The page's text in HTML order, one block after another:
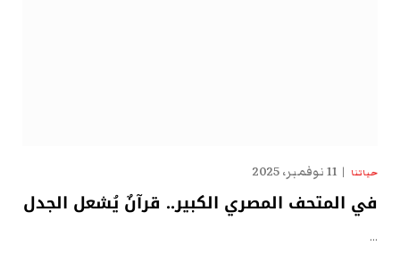
حياتنا 11 نوفمبر، 2025
في المتحف المصري الكبير.. قرآنٌ يُشعل الجدل
…